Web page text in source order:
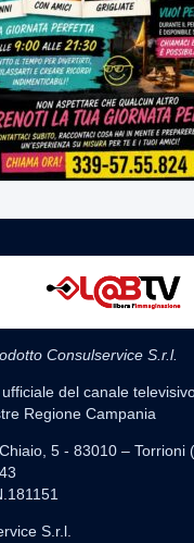
Consulservice S.r.l.
del canale
Regione Campania
5 - 83010 – Torrioni
S.r.l.